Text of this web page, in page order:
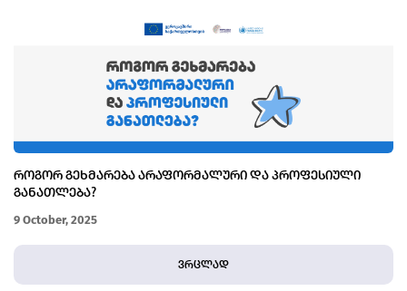
ᲠᲝᲒᲝᲠ ᲒᲔᲮᲛᲐᲠᲔᲑᲐ ᲐᲠᲐᲤᲝᲠᲛᲐᲚᲣᲠᲘ ᲓᲐ ᲞᲠᲝᲤᲔᲡᲘᲣᲚᲘ
ᲒᲐᲜᲐᲗᲚᲔᲑᲐ?
9 October, 2025
ვრცლად